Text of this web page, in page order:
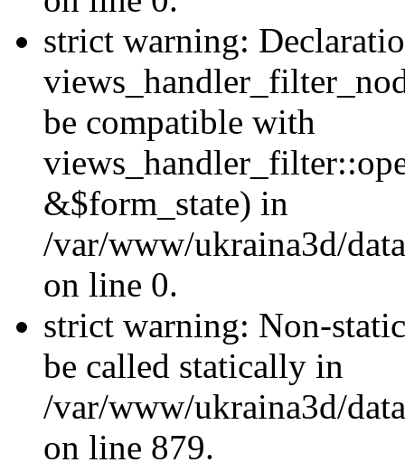
strict warning:
be compatible with
&$form_state) in
/var/www/ukraina3d/
on line 0.
strict warning: Non-
be called statically in
/var/www/ukraina3d/
on line 879.